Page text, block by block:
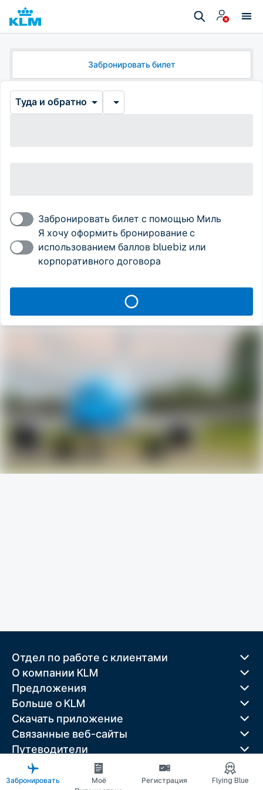
Забронировать билет
Туда и обратно
Забронировать билет с помощью Миль
Я хочу оформить бронирование с
использованием баллов bluebiz или
корпоративного договора
Отдел по работе с клиентами
О компании KLM
Предложения
Больше o KLM
Скачать приложение
Связанные веб-сайты
Путеводители
Лучшие направления
Популярные страны
Забронировать
Моё
Регистрация Flying Blue